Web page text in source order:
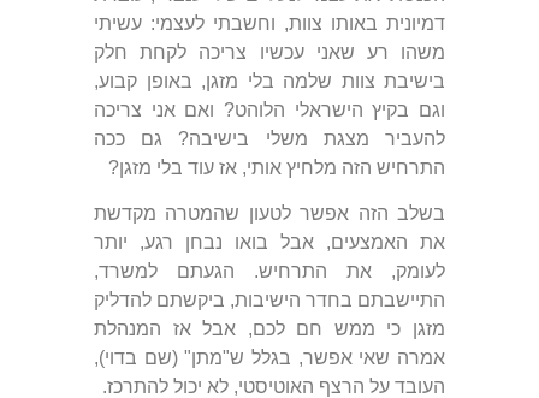
דמיונית באותו צוות, וחשבתי לעצמי: עשיתי
משהו רע שאני עכשיו צריכה לקחת חלק
בישיבת צוות שלמה בלי מזגן, באופן קבוע,
וגם בקיץ הישראלי הלוהט? ואם אני צריכה
להעביר מצגת משלי בישיבה? גם ככה
התרחיש הזה מלחיץ אותי, אז עוד בלי מזגן?
בשלב הזה אפשר לטעון שהמטרה מקדשת
את האמצעים, אבל בואו נבחן רגע, יותר
לעומק, את התרחיש. הגעתם למשרד,
התיישבתם בחדר הישיבות, ביקשתם להדליק
מזגן כי ממש חם לכם, אבל אז המנהלת
אמרה שאי אפשר, בגלל ש"מתן" (שם בדוי),
העובד על הרצף האוטיסטי, לא יכול להתרכז.